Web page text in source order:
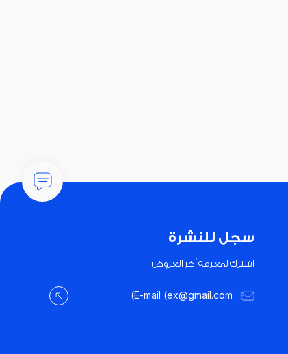
سجل للنشرة
اشترك لمعرفة أخر العروض